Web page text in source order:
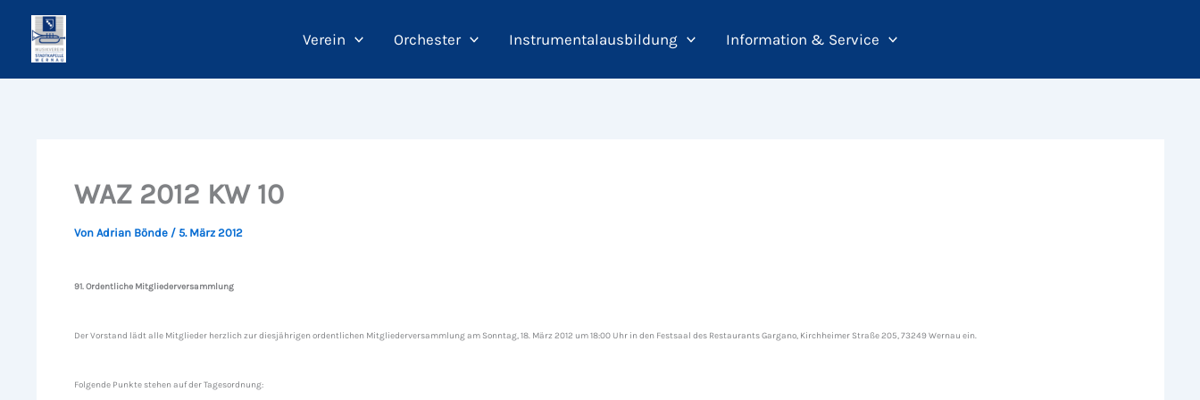
Inhalt
springen
Verein Orchester Instrumentalausbildung Information & Service
WAZ 2012 KW 10
Von Adrian Bönde / 5. März 2012
91. Ordentliche Mitgliederversammlung
Der Vorstand lädt alle Mitglieder herzlich zur diesjährigen ordentlichen Mitgliederversammlung am Sonntag, 18. März 2012 um 18:00 Uhr in den Festsaal des Restaurants Gargano, Kirchheimer Straße 205, 73249 Wernau ein.
Folgende Punkte stehen auf der Tagesordnung: